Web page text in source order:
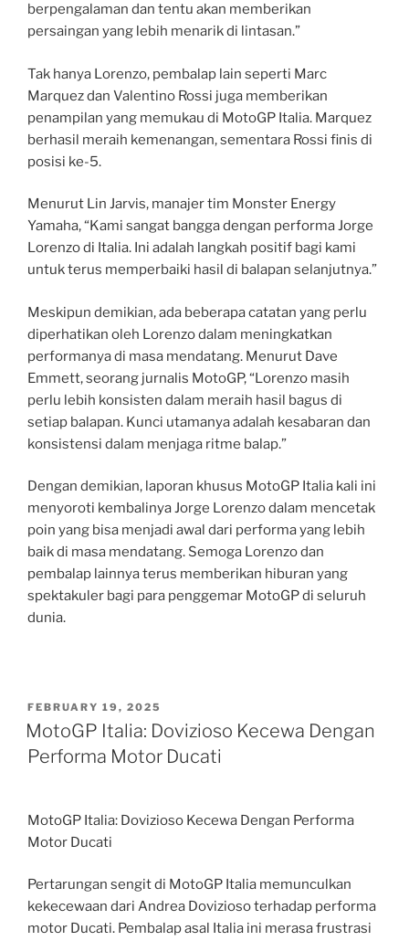
berpengalaman dan tentu akan memberikan
persaingan yang lebih menarik di lintasan.”
Tak hanya Lorenzo, pembalap lain seperti Marc
Marquez dan Valentino Rossi juga memberikan
penampilan yang memukau di MotoGP Italia. Marquez
berhasil meraih kemenangan, sementara Rossi finis di
posisi ke-5.
Menurut Lin Jarvis, manajer tim Monster Energy
Yamaha, “Kami sangat bangga dengan performa Jorge
Lorenzo di Italia. Ini adalah langkah positif bagi kami
untuk terus memperbaiki hasil di balapan selanjutnya.”
Meskipun demikian, ada beberapa catatan yang perlu
diperhatikan oleh Lorenzo dalam meningkatkan
performanya di masa mendatang. Menurut Dave
Emmett, seorang jurnalis MotoGP, “Lorenzo masih
perlu lebih konsisten dalam meraih hasil bagus di
setiap balapan. Kunci utamanya adalah kesabaran dan
konsistensi dalam menjaga ritme balap.”
Dengan demikian, laporan khusus MotoGP Italia kali ini
menyoroti kembalinya Jorge Lorenzo dalam mencetak
poin yang bisa menjadi awal dari performa yang lebih
baik di masa mendatang. Semoga Lorenzo dan
pembalap lainnya terus memberikan hiburan yang
spektakuler bagi para penggemar MotoGP di seluruh
dunia.
POSTED
ON
FEBRUARY 19, 2025
MotoGP Italia: Dovizioso Kecewa Dengan
Performa Motor Ducati
MotoGP Italia: Dovizioso Kecewa Dengan Performa
Motor Ducati
Pertarungan sengit di MotoGP Italia memunculkan
kekecewaan dari Andrea Dovizioso terhadap performa
motor Ducati. Pembalap asal Italia ini merasa frustrasi